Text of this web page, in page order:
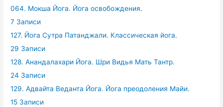
064. Мокша Йога. Йога освобождения.
7 Записи
127. Йога Сутра Патанджали. Классическая йога.
29 Записи
128. Анандалахари Йога. Шри Видья Мать Тантр.
24 Записи
129. Адвайта Веданта Йога. Йога преодоления Майи.
15 Записи